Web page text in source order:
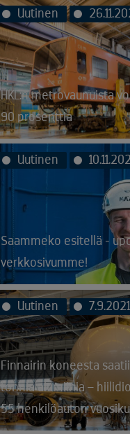
Uutinen
HKL:n metrovaunuista
90 prosenttia
Uutinen
Saammeko esitellä -
verkkosivumme!
Uutinen 7.9.2021
Finnairin koneesta
tonnia alumiinia –
55 henkilöauton